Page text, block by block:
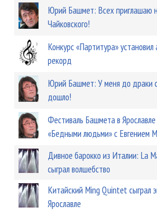
Юрий Башмет: Всех приглашаю
Чайковского!
Конкурс «Партитура»
рекорд
Юрий Башмет: У меня до драки
дошло!
Фестиваль Башмета в
«Бедными людьми» с Евгением
Дивное барокко из Италии: La
сыграл волшебство
Китайский Ming Quintet сыграл
Ярославле